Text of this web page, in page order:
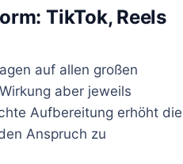
TikTok, Reels
auf allen großen
aber jeweils
Aufbereitung erhöht die
Anspruch zu